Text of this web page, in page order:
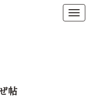
帖